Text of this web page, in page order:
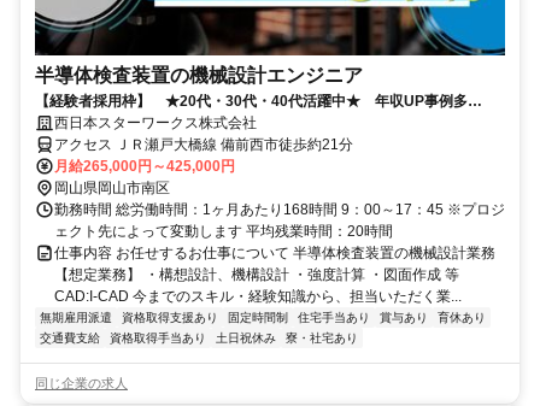
半導体検査装置の機械設計エンジニア
【経験者採用枠】 ★20代・30代・40代活躍中★ 年収UP事例多
数！！
西日本スターワークス株式会社
アクセス ＪＲ瀬戸大橋線 備前西市徒歩約21分
月給265,000円～425,000円
岡山県岡山市南区
勤務時間 総労働時間：1ヶ月あたり168時間 9：00～17：45 ※プロジ
ェクト先によって変動します 平均残業時間：20時間
仕事内容 お任せするお仕事について 半導体検査装置の機械設計業務
【想定業務】 ・構想設計、機構設計 ・強度計算 ・図面作成 等
CAD:I-CAD 今までのスキル・経験知識から、担当いただく業...
無期雇用派遣 資格取得支援あり 固定時間制 住宅手当あり 賞与あり
育休あり
交通費支給
資格取得手当あり 土日祝休み 寮・社宅あり
同じ企業の求人